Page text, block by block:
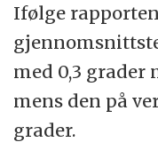
Ifølge
med 0,3 grader
mens den på
grader.